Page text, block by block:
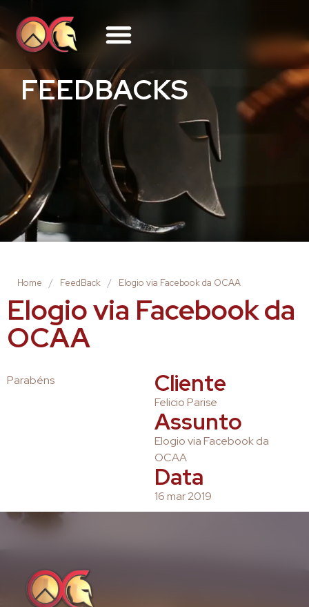
FEEDBACKS
Home / FeedBack / Elogio via Facebook da OCAA
Elogio via Facebook da
OCAA
Parabéns Cliente
Felicio Parise
Assunto
Elogio via Facebook da
OCAA
Data
16 mar 2019